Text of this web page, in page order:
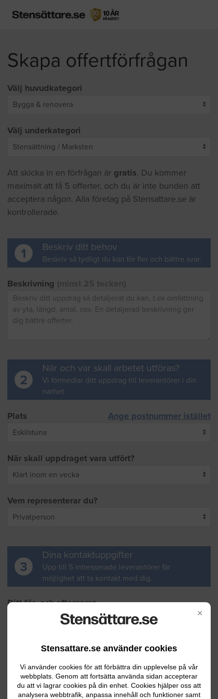
×
Stensattare.se använder cookies
Vi använder cookies för att förbättra din upplevelse på vår
webbplats. Genom att fortsätta använda sidan accepterar
du att vi lagrar cookies på din enhet. Cookies hjälper oss att
analysera webbtrafik, anpassa innehåll och funktioner samt
Skapa offertförfrågan
Välj huvudkategori
Välj underkategori
Att skicka in en förfrågan är gratis. Du kommer
maximalt att få 5 offerter, och du är inte bunden att
acceptera någon. Alla företag på Stensattare.se är
kontrollerade.
1 Beskriv ditt behov
Beskriv så tydligt du kan för fler och bättre svar.
Beskrivning
2
När och var skall arbetet utföras?
Vi förmedlar ditt uppdrag till leverantörer i din
närhet
Plats Ange postnummer istället
När skall uppdraget vara utfört?
Vem representerar du?
3
Dina kontaktuppgifter
Upp till 5 intresserade leverantörer får
möjlighet att ta kontakt med dig.
Ditt för- och efternamn
Din e-postadress
Ditt telefonnummer